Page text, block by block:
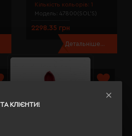
КЛІЄНТИ!
Кількість кольорів: 1
Модель: 47800(SOL’S)
2298.35 грн
Детальніше...